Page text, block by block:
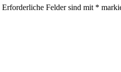
Erforderliche Felder sind mit *